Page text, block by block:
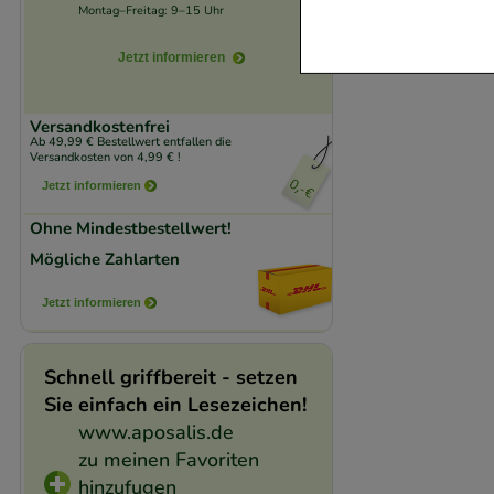
verzichtet werden
Montag–Freitag: 9–15 Uhr
Jetzt informieren
Versandkostenfrei
Ab 49,99 € Bestellwert entfallen die
Versandkosten von 4,99 € !
Jetzt informieren
Ohne Mindestbestellwert!
Mögliche Zahlarten
Jetzt informieren
Schnell griffbereit - setzen
Sie einfach ein Lesezeichen!
www.aposalis.de
zu meinen Favoriten
hinzufugen